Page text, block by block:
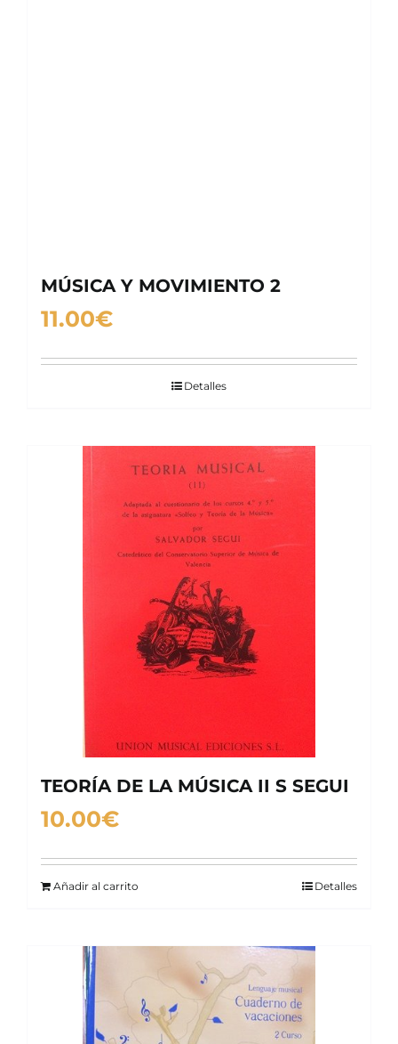
MÚSICA Y MOVIMIENTO 2
11.00€
Detalles
TEORÍA DE LA MÚSICA II S SEGUI
10.00€
Añadir al carrito Detalles